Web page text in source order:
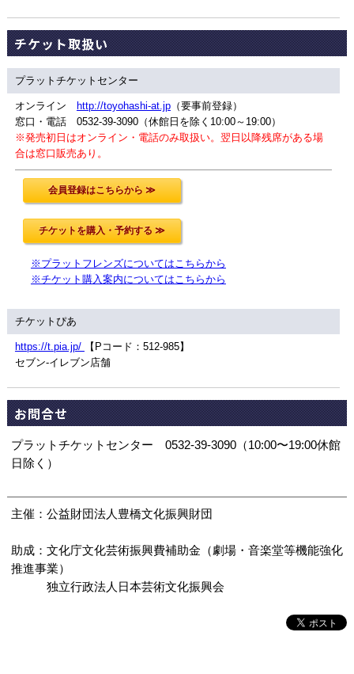
チケット取扱い
プラットチケットセンター
オンライン http://toyohashi-at.jp（要事前登録）
窓口・電話 0532-39-3090（休館日を除く10:00～19:00）
※発売初日はオンライン・電話のみ取扱い。翌日以降残席がある場
合は窓口販売あり。
※プラットフレンズについてはこちらから
※チケット購入案内についてはこちらから
チケットぴあ
https://t.pia.jp/
【Pコード：512-985】
セブン-イレブン店舗
お問合せ
プラットチケットセンター 0532-39-3090（10:00〜19:00休館
日除く）
主催：公益財団法人豊橋文化振興財団
助成：文化庁文化芸術振興費補助金（劇場・音楽堂等機能強化
推進事業）
独立行政法人日本芸術文化振興会